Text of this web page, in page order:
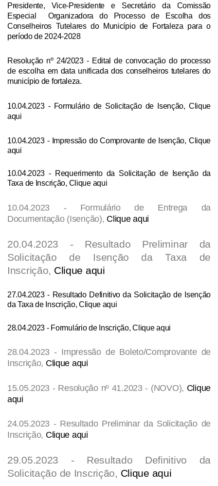
Presidente, Vice-Presidente e Secretário da Comissão
Especial Organizadora do Processo de Escolha dos
Conselheiros Tutelares do Município de Fortaleza para o
período de 2024-2028
Resolução nº 24/2023- Edital de convocação do processo
de escolha em data unificada dos conselheiros tutelares do
município de fortaleza.
10.04.2023 - Formulário de Solicitação de Isenção, Clique
aqui
10.04.2023 - Impressão do Comprovante de Isenção, Clique
aqui
10.04.2023 - Requerimento da Solicitação de Isenção da
Taxa de Inscrição, Clique aqui
10.04.2023 - Formulário de Entrega da
Documentação (Isenção), Clique aqui
20.04.2023 - Resultado Preliminar da
Solicitação de Isenção da Taxa de
Inscrição, Clique aqui
27.04.2023 - Resultado Definitivo da Solicitação de Isenção
da Taxa de Inscrição, Clique aqui
28.04.2023 - Formulário de Inscrição,Clique aqui
28.04.2023 - Impressão de Boleto/Comprovante de
Inscrição, Clique aqui
15.05.2023 - Resolução nº 41.2023 - (NOVO), Clique
aqui
24.05.2023 - Resultado Preliminar da Solicitação de
Inscrição, Clique aqui
29.05.2023 - Resultado Definitivo da
Solicitação de Inscrição, Clique aqui